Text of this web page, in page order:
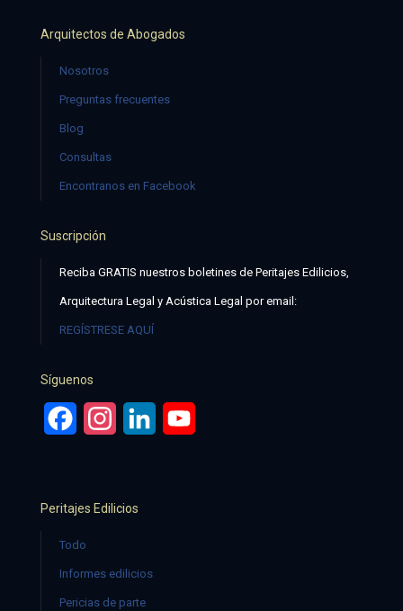
Arquitectos de Abogados
Nosotros
Preguntas frecuentes
Blog
Consultas
Encontranos en Facebook
Suscripción
Reciba GRATIS nuestros boletines de Peritajes Edilicios,
Arquitectura Legal y Acústica Legal por email:
REGÍSTRESE AQUÍ
Síguenos
FacebookInstagramLinkedIn
Peritajes Edilicios
Todo
Informes edilicios
Pericias de parte